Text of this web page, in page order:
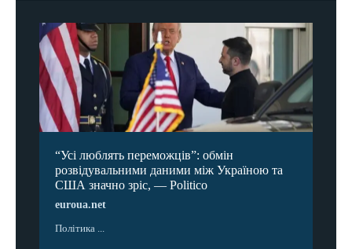
“Усі люблять переможців”: обмін
розвідувальними даними між Україною та
США значно зріс, — Politico
euroua.net
Політика ...